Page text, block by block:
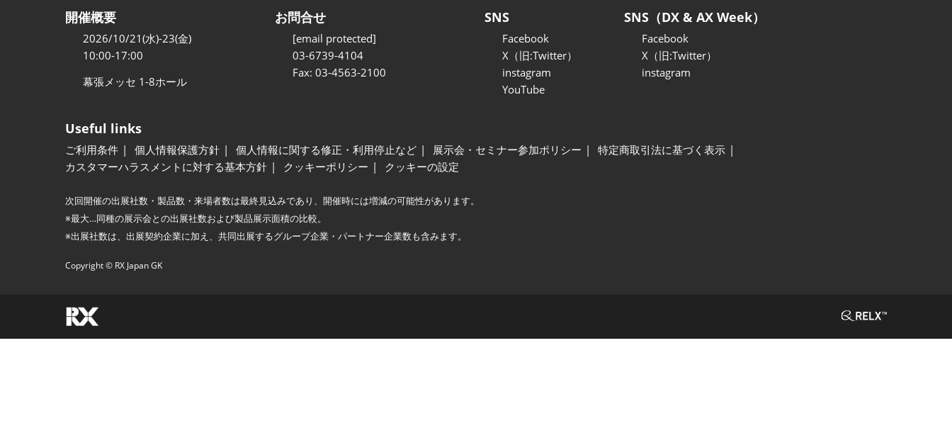
開催概要
2026/10/21(水)-23(金)
10:00-17:00
幕張メッセ 1-8ホール
お問合せ
[email protected]
03-6739-4104
Fax: 03-4563-2100
SNS
Facebook
X（旧:Twitter）
instagram
YouTube
SNS（DX & AX Week）
Facebook
X（旧:Twitter）
instagram
Useful links
ご利用条件 個人情報保護方針 個人情報に関する修正・利用停止など 展示会・セミナー参加ポリシー
特定商取引法に基づく表示
カスタマーハラスメントに対する基本方針
クッキーポリシー クッキーの設定
次回開催の出展社数・製品数・来場者数は最終見込みであり、開催時には増減の可能性があります。
※最大…同種の展示会との出展社数および製品展示面積の比較。
※出展社数は、出展契約企業に加え、共同出展するグループ企業・パートナー企業数も含みます。
Copyright © RX Japan GK